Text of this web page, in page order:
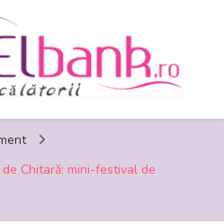
calatorii, turism, distractie,
timp liber
Chitară: mini-festival de